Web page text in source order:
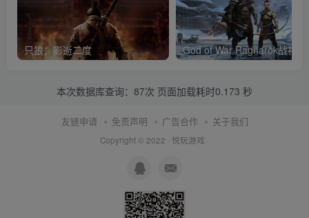
只狼：影逝二度
本次数据库查询：87次 页面加载耗时0.173 秒
友链申请 免责声明 广告合作 关于我们
Copyright © 2022 · 悦玩游戏 ·